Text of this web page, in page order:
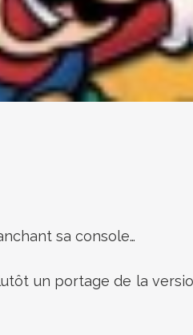
sa console…
un portage de la